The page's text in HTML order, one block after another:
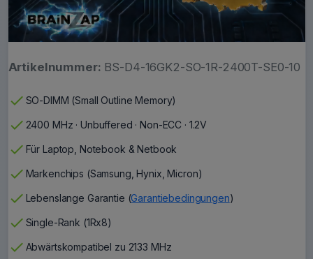
Artikelnummer: BS-D4-16GK2-SO-1R-2400T-SE0-10
check SO-DIMM (Small Outline Memory)
check 2400 MHz · Unbuffered · Non-ECC · 1.2V
check Für Laptop, Notebook & Netbook
check Markenchips (Samsung, Hynix, Micron)
check Lebenslange Garantie (Garantiebedingungen)
check Single-Rank (1Rx8)
check Abwärtskompatibel zu 2133 MHz